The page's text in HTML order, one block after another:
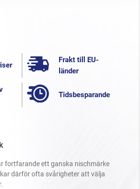
Frakt till EU-
länder
Tidsbesparande
fortfarande ett ganska nischmärke
därför ofta svårigheter att välja